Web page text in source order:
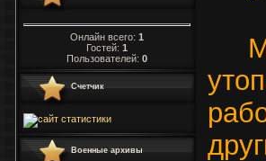
Онлайн всего: 1
Гостей: 1
Пользователей: 0
Счетчик
Военные архивы